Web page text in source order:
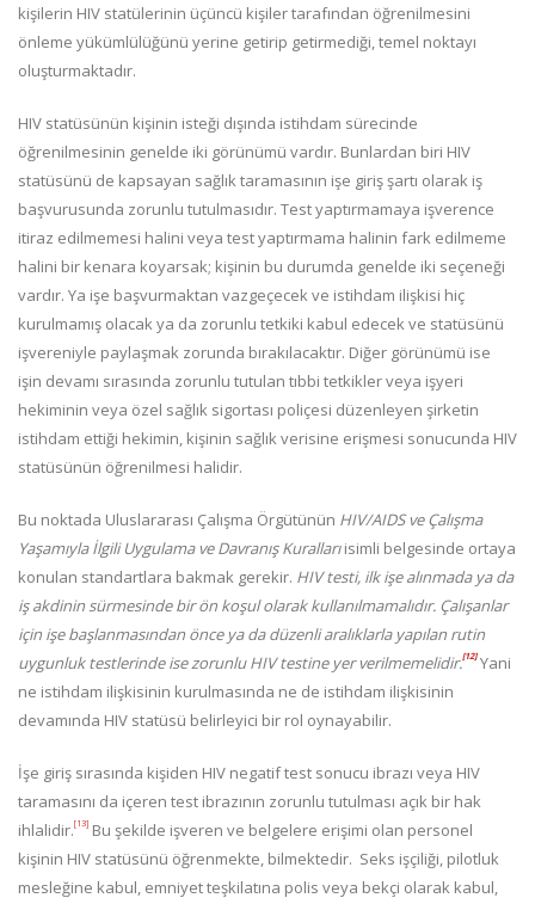
kişilerin HIV statülerinin üçüncü kişiler tarafından öğrenilmesini
önleme yükümlülüğünü yerine getirip getirmediği, temel noktayı
oluşturmaktadır.
HIV statüsünün kişinin isteği dışında istihdam sürecinde
öğrenilmesinin genelde iki görünümü vardır. Bunlardan biri HIV
statüsünü de kapsayan sağlık taramasının işe giriş şartı olarak iş
başvurusunda zorunlu tutulmasıdır. Test yaptırmamaya işverence
itiraz edilmemesi halini veya test yaptırmama halinin fark edilmeme
halini bir kenara koyarsak; kişinin bu durumda genelde iki seçeneği
vardır. Ya işe başvurmaktan vazgeçecek ve istihdam ilişkisi hiç
kurulmamış olacak ya da zorunlu tetkiki kabul edecek ve statüsünü
işvereniyle paylaşmak zorunda bırakılacaktır. Diğer görünümü ise
işin devamı sırasında zorunlu tutulan tıbbi tetkikler veya işyeri
hekiminin veya özel sağlık sigortası poliçesi düzenleyen şirketin
istihdam ettiği hekimin, kişinin sağlık verisine erişmesi sonucunda HIV
statüsünün öğrenilmesi halidir.
Bu noktada Uluslararası Çalışma Örgütünün HIV/AIDS ve Çalışma
Yaşamıyla İlgili Uygulama ve Davranış Kurallarıisimli belgesinde ortaya
konulan standartlara bakmak gerekir. HIV testi, ilk işe alınmada ya da
iş akdinin sürmesinde bir ön koşul olarak kullanılmamalıdır. Çalışanlar
için işe başlanmasından önce ya da düzenli aralıklarla yapılan rutin
uygunluk testlerinde ise zorunlu HIV testine yer verilmemelidir.[12]Yani
ne istihdam ilişkisinin kurulmasında ne de istihdam ilişkisinin
devamında HIV statüsü belirleyici bir rol oynayabilir.
İşe giriş sırasında kişiden HIV negatif test sonucu ibrazı veya HIV
taramasını da içeren test ibrazının zorunlu tutulması açık bir hak
ihlalidir.[13] Bu şekilde işveren ve belgelere erişimi olan personel
kişinin HIV statüsünü öğrenmekte, bilmektedir. Seks işçiliği, pilotluk
mesleğine kabul, emniyet teşkilatına polis veya bekçi olarak kabul,